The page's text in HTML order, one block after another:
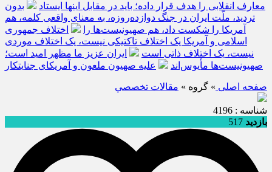
معارف انقلابی را هدف قرار داده؛ باید در مقابل اینها ایستاد
بدون
تردید، ملّت ایران در جنگ دوازده‌روزه، به معنای واقعی کلمه، هم
آمریکا را شکست داد، هم صهیونیست‌ها را
اختلاف جمهوری
اسلامی و آمریکا یک اختلاف تاکتیکی نیست، یک اختلاف موردی
نیست، یک اختلاف ذاتی است
ایران عزیز ما مظهر امید است؛
صهیونیست‌ها مأیوس‌اند
علیه صهیون ملعون و آمریکای جنایتکار
صفحه اصلی » گروه » مقالات تخصصي
شناسه : 4196
بازدید 517